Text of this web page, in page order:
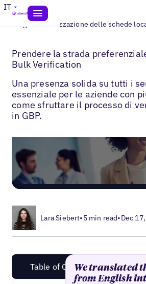
IT
Blogs> Ottimizzazione delle schede
Prendere la strada
Bulk Verification
Una presenza solida su tutti i
essenziale per le aziende con
come sfruttare il processo di
in GBP.
Lara Siebert•5 min read•Dec
Table of ContentWe translated
from English